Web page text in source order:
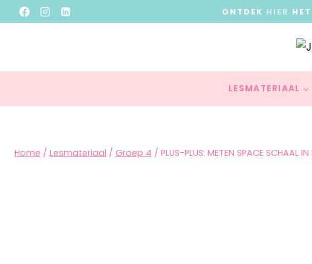
ONTDEK HIER
LESMATERIAAL
Home / Lesmateriaal / Groep 4 / PLUS-PLUS: METEN SPACE SCHAAL